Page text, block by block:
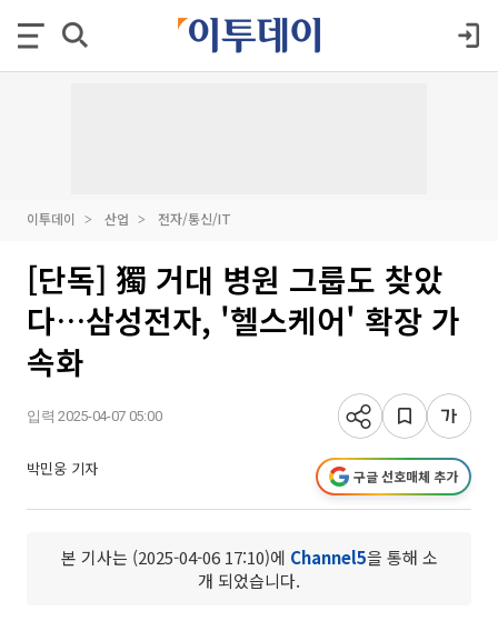
이투데이 산업 전자/통신/IT
[단독] 獨 거대 병원 그룹도 찾았
다…삼성전자, '헬스케어' 확장 가
속화
입력 2025-04-07 05:00
박민웅 기자 구글 선호매체 추가
본 기사는 (2025-04-06 17:10)에 Channel5을 통해 소
개 되었습니다.